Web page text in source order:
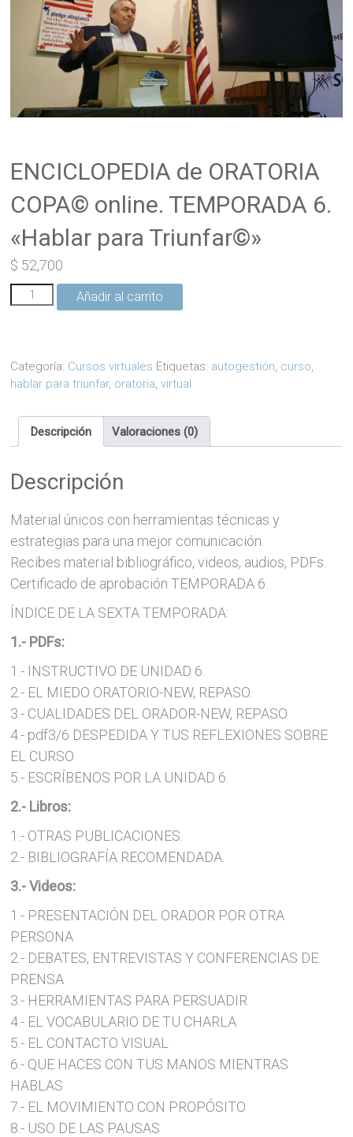
ENCICLOPEDIA de ORATORIA
COPA© online. TEMPORADA 6.
«Hablar para Triunfar©»
$ 52,700
ENCICLOPEDIA
de
online.
TEMPORADA
"Hablar
para
Triunfar©"
Añadir al carrito
Categoría: Cursos virtuales Etiquetas: autogestión, curso,
hablar para triunfar, oratoria,virtual
Descripción Valoraciones (0)
Descripción
Material únicos con herramientas técnicas y
estrategias para una mejor comunicación.
Recibes material bibliográfico, videos, audios, PDFs.
Certificado de aprobación TEMPORADA 6.
ÍNDICE DE LA SEXTA TEMPORADA:
1.- PDFs:
1.- INSTRUCTIVO DE UNIDAD 6.
2.- EL MIEDO ORATORIO-NEW, REPASO.
3.- CUALIDADES DEL ORADOR-NEW, REPASO
4.- pdf3/6 DESPEDIDA Y TUS REFLEXIONES SOBRE
EL CURSO
5.- ESCRÍBENOS POR LA UNIDAD 6.
2.- Libros:
1.- OTRAS PUBLICACIONES.
2.- BIBLIOGRAFÍA RECOMENDADA.
3.- Videos:
1.- PRESENTACIÓN DEL ORADOR POR OTRA
PERSONA
2.- DEBATES, ENTREVISTAS Y CONFERENCIAS DE
PRENSA
3.- HERRAMIENTAS PARA PERSUADIR
4.- EL VOCABULARIO DE TU CHARLA
5.- EL CONTACTO VISUAL
6.- QUE HACES CON TUS MANOS MIENTRAS
HABLAS
7.- EL MOVIMIENTO CON PROPÓSITO
8.- USO DE LAS PAUSAS